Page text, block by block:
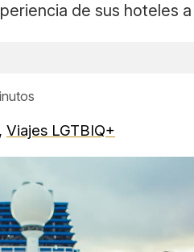
de sus hoteles
, Viajes LGTBIQ+